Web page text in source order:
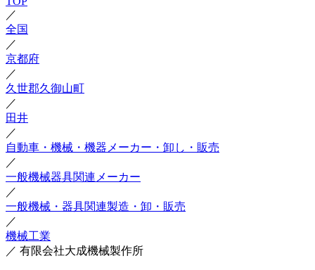
／
全国
／
京都府
／
久世郡久御山町
／
田井
／
自動車・機械・機器メーカー・卸し・販売
／
一般機械器具関連メーカー
／
一般機械・器具関連製造・卸・販売
／
機械工業
／ 有限会社大成機械製作所